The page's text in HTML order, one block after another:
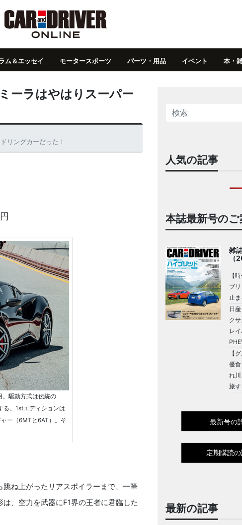
ム＆エッセイ モータースポーツ パーツ・用品 イベント 本・
ーラはやはりスーパー
リングカーだった！
。駆動方式は伝統の
る。1stエディションは
ー（6MTと6AT）。そ
ね上がったリアスポイラーまで、一筆
、空力を武器にF1界の王者に君臨した
人気の記事
本誌最新号のご
雑
（
【
ブ
止
日
ク
レ
【
優
れ
旅す
最新号の
定期購読
最新の記事